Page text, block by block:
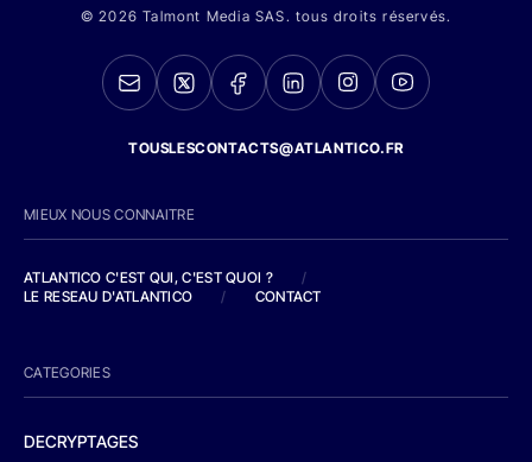
© 2026 Talmont Media SAS. tous droits réservés.
TOUSLESCONTACTS@ATLANTICO.FR
MIEUX NOUS CONNAITRE
ATLANTICO C'EST QUI, C'EST QUOI ?
/
LE RESEAU D'ATLANTICO
/ CONTACT
CATEGORIES
DECRYPTAGES